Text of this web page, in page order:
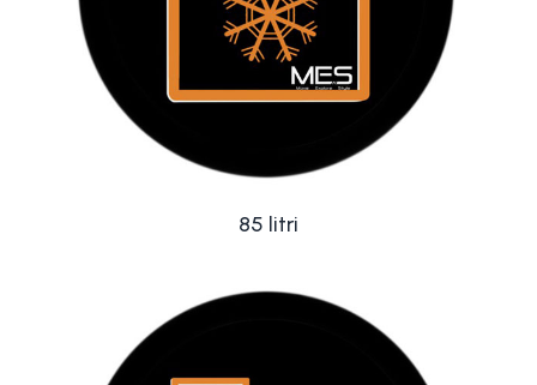
85 litri